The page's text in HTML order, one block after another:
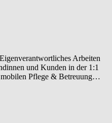
Arbeiten
und Kunden in der 1:1
Pflege & Betreuung
du selbst am Steuer! Werde
bieten wir ab Juli die
(w/m/d)